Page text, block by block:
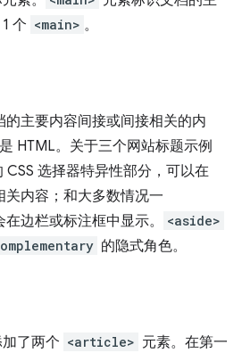
个 <main> 。
的主要内容间接或间接相关的内
HTML。关于三个网站标题示例
CSS 选择器特异性部分，可以在
关内容；和大多数情况一
边栏或标注框中显示。 <aside>
的隐式角色。
了两个 <article> 元素。在第一